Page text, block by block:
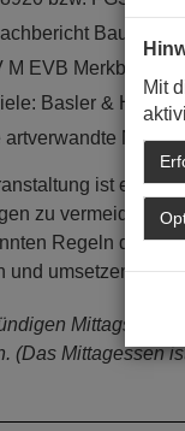
M EVB Merkblatt
Basler &
artverwandte
ist es,
zu vermeiden, zu
Regeln der
und umsetzen zu
(Das Mittagessen
Mit